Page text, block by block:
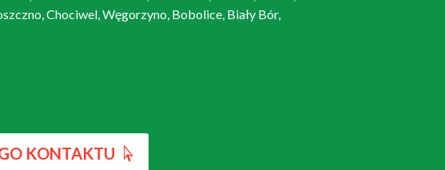
Chociwel, Węgorzyno, Bobolice, Biały Bór,
KONTAKTU